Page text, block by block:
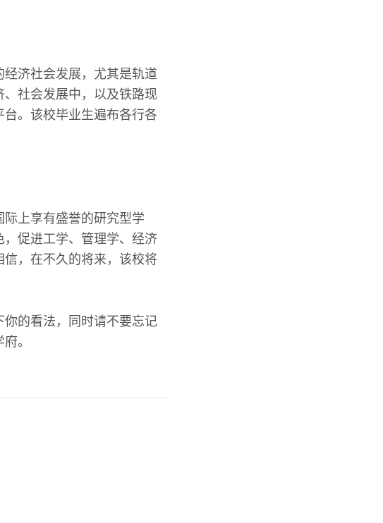
济社会发展，尤其是轨道
社会发展中，以及铁路现
。该校毕业生遍布各行各
上享有盛誉的研究型学
促进工学、管理学、经济
，在不久的将来，该校将
的看法，同时请不要忘记
。